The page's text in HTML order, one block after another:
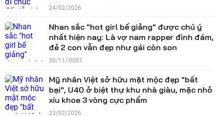
24/02/2026
Nhan sắc "hot girl bế giảng" được chú ý
nhất hiện nay: Là vợ nam rapper đình đám,
đẻ 2 con vẫn đẹp như gái còn son
30/11/-0001
Mỹ nhân Việt sở hữu mặt mộc đẹp "bất
bại", U40 ở biệt thự khu nhà giàu, mặc nhỏ
xíu khoe 3 vòng cực phẩm
23/02/2026